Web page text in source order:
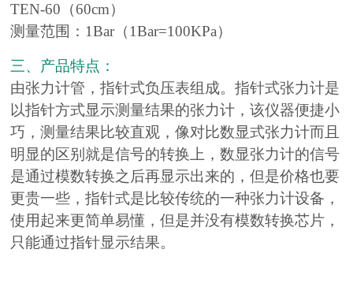
TEN-60（60cm）
测量范围：1Bar（1Bar=100KPa）
三、产品特点：
由张力计管，指针式负压表组成。指针式张力计是
以指针方式显示测量结果的张力计，该仪器便捷小
巧，测量结果比较直观，像对比数显式张力计而且
明显的区别就是信号的转换上，数显张力计的信号
是通过模数转换之后再显示出来的，但是价格也要
更贵一些，指针式是比较传统的一种张力计设备，
使用起来更简单易懂，但是并没有模数转换芯片，
只能通过指针显示结果。